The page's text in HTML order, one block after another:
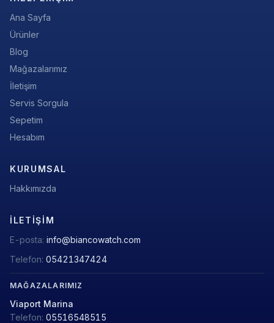
Ana Sayfa
Ürünler
Blog
Mağazalarımız
İletişim
Servis Sorgula
Sepetim
Hesabım
KURUMSAL
Hakkımızda
İLETIŞIM
E-posta: info@biancowatch.com
Telefon: 05421347424
MAĞAZALARIMIZ
Viaport Marina
Telefon: 05516548515